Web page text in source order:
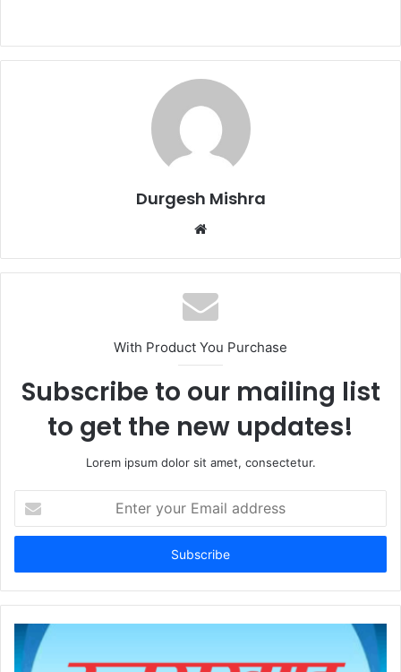
Durgesh Mishra
Website
With Product You Purchase
Subscribe to our mailing list
to get the new updates!
Lorem ipsum dolor sit amet, consectetur.
your
Email